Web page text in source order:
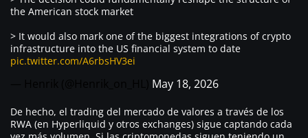
the American stock market
> It would also mark one of the biggest integrations of crypto
infrastructure into the US financial system to date
pic.twitter.com/A6rbsHV3ei
May 18, 2026
De hecho, el trading del mercado de valores a través de los
RWA (en Hyperliquid y otros exchanges) sigue captando cada